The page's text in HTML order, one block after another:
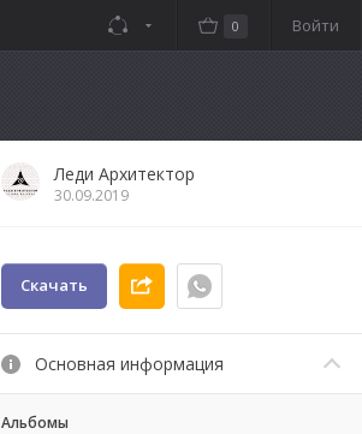
Войти
0
Леди Архитектор
30.09.2019
Скачать
Основная информация
Альбомы